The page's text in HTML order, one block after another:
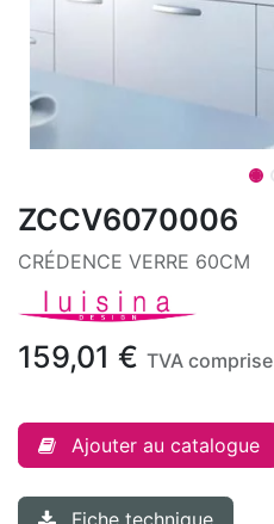
ZCCV6070006
CRÉDENCE VERRE 60CM
159,01 € TVA comprise
Ajouter au catalogue